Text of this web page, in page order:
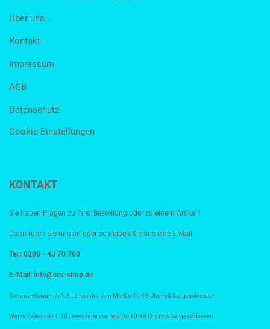
Über uns...
Kontakt
Impressum
AGB
Datenschutz
Cookie Einstellungen
KONTAKT
Sie haben Fragen zu Ihrer Bestellung oder zu einem Artikel?
Dann rufen Sie uns an oder schreiben Sie uns eine E-Mail.
Tel.: 0208 - 43 70 760
E-Mail: info@scs-shop.de
Sommer-Saison ab 1.3., erreichbar von Mo-Do 10-18 Uhr, Fr.& Sa. geschlossen
Winter-Saison ab 1.10., erreichbar von Mo-Do 10-16 Uhr, Fr.& Sa. geschlossen